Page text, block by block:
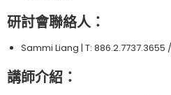
研討會聯絡人：
Sammi Liang | T: 886.2.7737.3655 /
講師介紹：